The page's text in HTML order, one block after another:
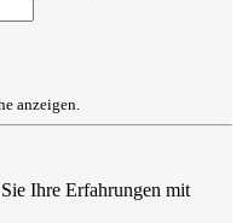
anzeigen.
Ihre Erfahrungen mit